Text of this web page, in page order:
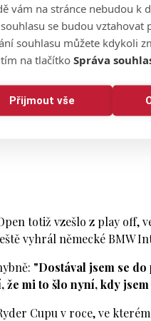
vám na stránce nebudou k
se budou vztahovat
souhlasu můžete kdykoli
na tlačítko Správa
Přijmout vše
totiž vzešlo z play off,
vyhrál německé BMW
"Dostával jsem se
že mi to šlo nyní, kdy
Cupu v roce, ve